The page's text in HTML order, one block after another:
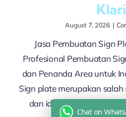
Klari
August 7, 2026 |
Jasa Pembuatan Sign
Profesional Pembuatan
dan Penanda Area untuk
Sign plate merupakan
dan identitas yang
Chat on